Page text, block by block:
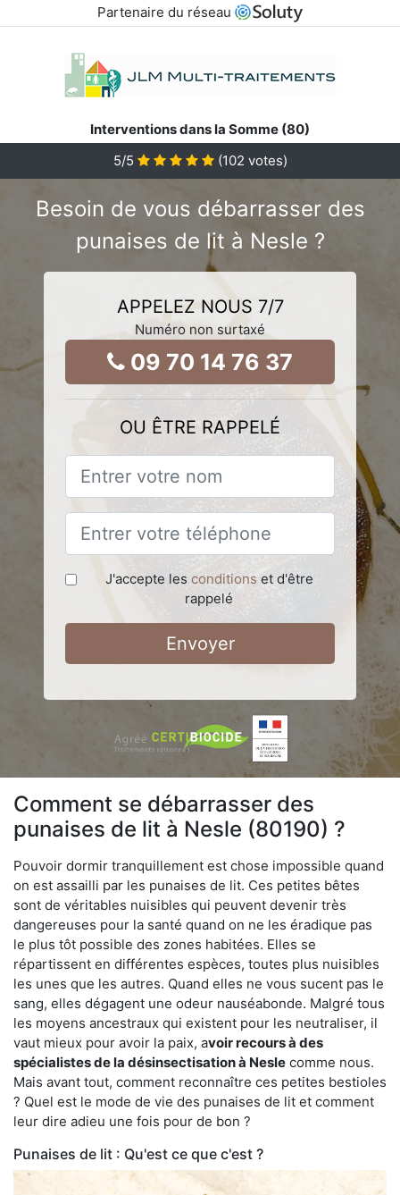
Partenaire du réseau
Interventions dans la Somme (80)
5/5 (102 votes)
Besoin de vous débarrasser des
punaises de lit à Nesle ?
APPELEZ NOUS 7/7
Numéro non surtaxé
09 70 14 76 37
OU ÊTRE RAPPELÉ
J'accepte les conditions et d'être
rappelé
Envoyer
Comment se débarrasser des
punaises de lit à Nesle (80190) ?
Pouvoir dormir tranquillement est chose impossible quand
on est assailli par les punaises de lit. Ces petites bêtes
sont de véritables nuisibles qui peuvent devenir très
dangereuses pour la santé quand on ne les éradique pas
le plus tôt possible des zones habitées. Elles se
répartissent en différentes espèces, toutes plus nuisibles
les unes que les autres. Quand elles ne vous sucent pas le
sang, elles dégagent une odeur nauséabonde. Malgré tous
les moyens ancestraux qui existent pour les neutraliser, il
vaut mieux pour avoir la paix, avoir recours à des
spécialistes de la désinsectisation à Nesle comme nous.
Mais avant tout, comment reconnaître ces petites bestioles
? Quel est le mode de vie des punaises de lit et comment
leur dire adieu une fois pour de bon ?
Punaises de lit : Qu'est ce que c'est ?